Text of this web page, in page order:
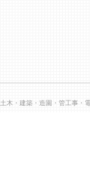
土木・建築・造園・管工事・